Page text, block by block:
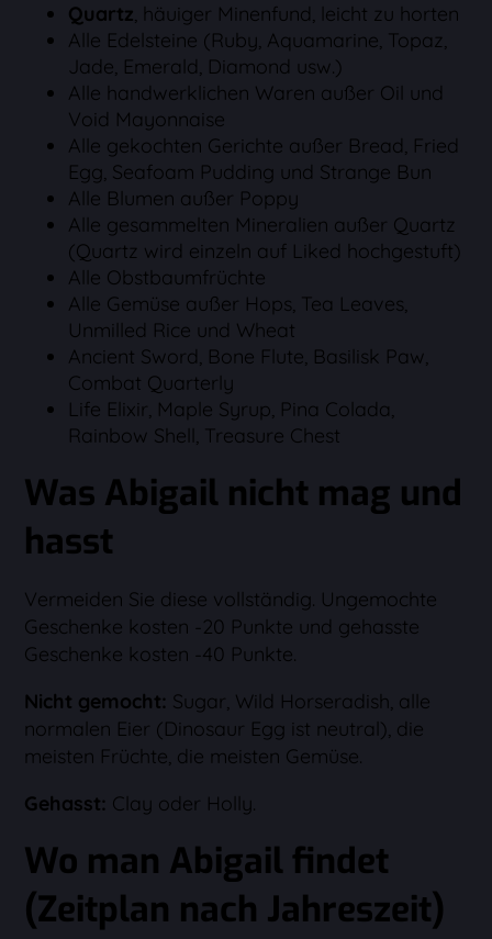
Quartz, häuiger Minenfund, leicht zu horten
Alle Edelsteine (Ruby, Aquamarine, Topaz,
Jade, Emerald, Diamond usw.)
Alle handwerklichen Waren außer Oil und
Void Mayonnaise
Alle gekochten Gerichte außer Bread, Fried
Egg, Seafoam Pudding und Strange Bun
Alle Blumen außer Poppy
Alle gesammelten Mineralien außer Quartz
(Quartz wird einzeln auf Liked hochgestuft)
Alle Obstbaumfrüchte
Alle Gemüse außer Hops, Tea Leaves,
Unmilled Rice und Wheat
Ancient Sword, Bone Flute, Basilisk Paw,
Combat Quarterly
Life Elixir, Maple Syrup, Pina Colada,
Rainbow Shell, Treasure Chest
Was Abigail nicht mag und
hasst
Vermeiden Sie diese vollständig. Ungemochte
Geschenke kosten -20 Punkte und gehasste
Geschenke kosten -40 Punkte.
Nicht gemocht: Sugar, Wild Horseradish, alle
normalen Eier (Dinosaur Egg ist neutral), die
meisten Früchte, die meisten Gemüse.
Gehasst: Clay oder Holly.
Wo man Abigail findet
(Zeitplan nach Jahreszeit)